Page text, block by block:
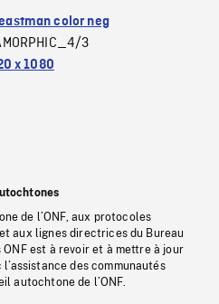
color neg
3
x 1080
de l’ONF, aux protocoles
aux lignes directrices du Bureau
est à revoir et à mettre à jour
des communautés
autochtone de l’ONF.